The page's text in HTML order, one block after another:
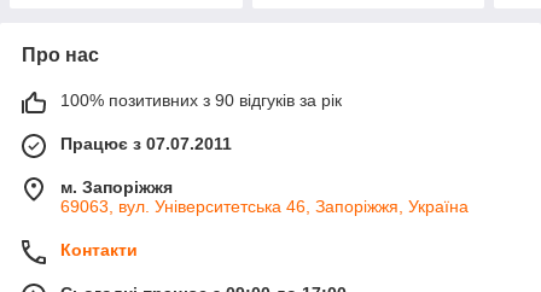
Про нас
100% позитивних з 90 відгуків за рік
Працює з 07.07.2011
м. Запоріжжя
69063, вул. Університетська 46, Запоріжжя, Україна
Контакти